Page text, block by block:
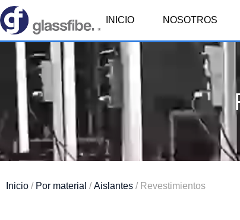
INICIO NOSOTROS
Inicio / Por material /Aislantes / Revestimientos